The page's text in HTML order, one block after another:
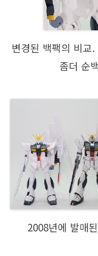
변경된 백팩의 비교
좀더 순
2008년에 발매